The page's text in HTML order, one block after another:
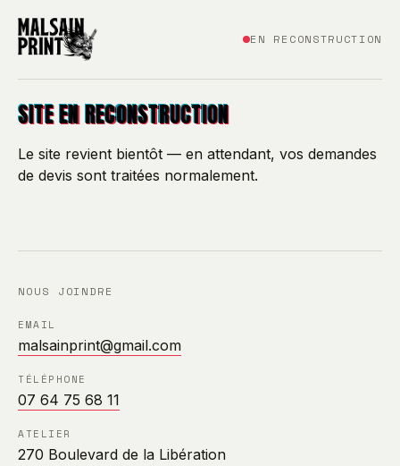
EN RECONSTRUCTION
SITE EN RECONSTRUCTION
Le site revient bientôt — en attendant, vos demandes
de devis sont traitées normalement.
NOUS JOINDRE
EMAIL
malsainprint@gmail.com
TÉLÉPHONE
07 64 75 68 11
ATELIER
270 Boulevard de la Libération